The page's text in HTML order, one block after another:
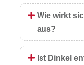
Wie wirkt
aus?
Ist Dinkel